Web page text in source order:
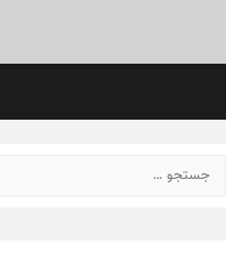
جستجو
برای: